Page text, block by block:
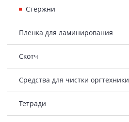
Стержни
Пленка для ламинирования
Скотч
Средства для чистки оргтехники
Тетради